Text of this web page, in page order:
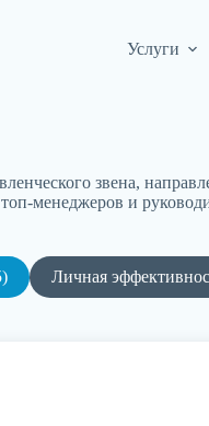
Услуги
звена,
менеджеров и
Личная